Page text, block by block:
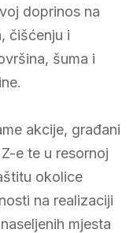
doprinos na
čišćenju i
šuma i
akcije, građani
e te u resornoj
okolice
na realizaciji
mjesta